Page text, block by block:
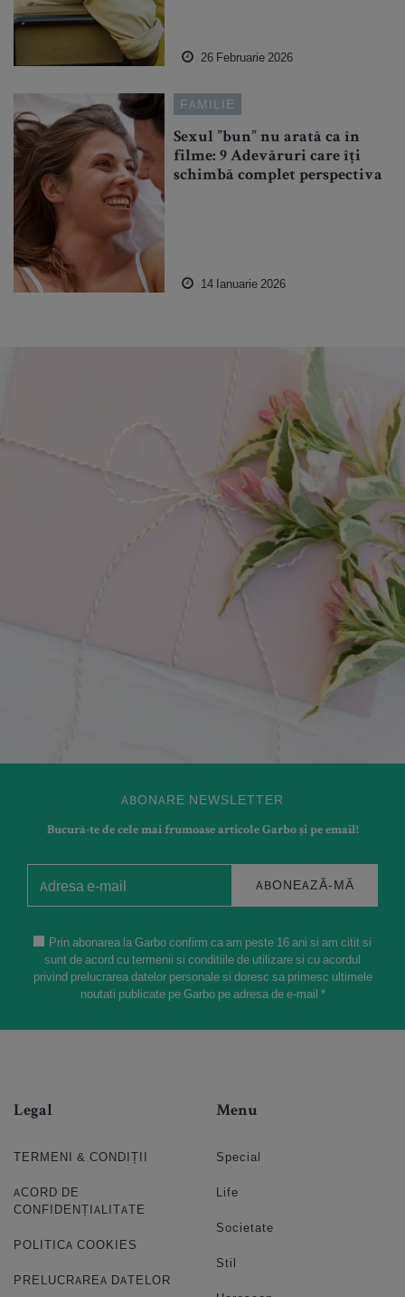
26 Februarie 2026
FAMILIE
Sexul ”bun” nu arată ca în
filme: 9 Adevăruri care îți
schimbă complet perspectiva
14 Ianuarie 2026
ABONARE NEWSLETTER
Bucură-te de cele mai frumoase articole Garbo și pe email!
ABONEAZĂ-MĂ
Prin abonarea la Garbo confirm ca am peste 16 ani si am citit si
sunt de acord cu termenii si conditiile de utilizare si cu acordul
privind prelucrarea datelor personale si doresc sa primesc ultimele
noutati publicate pe Garbo pe adresa de e-mail *
Legal
TERMENI & CONDIȚII
ACORD DE
CONFIDENȚIALITATE
POLITICA COOKIES
PRELUCRAREA DATELOR
Menu
Special
Life
Societate
Stil